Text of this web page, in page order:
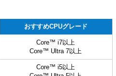
おすすめCPUグレード
Core™ i7以上
Core™ Ultra 7以上
Core™ i5以上